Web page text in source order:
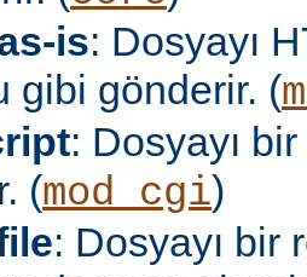
is: Dosyayı
gibi gönderir. (
: Dosyayı
(mod_cgi)
: Dosyayı bir